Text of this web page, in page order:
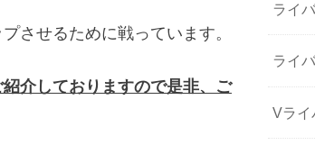
させるために戦っています。
介しておりますので是非、ご
ライ
ライ
Vライ